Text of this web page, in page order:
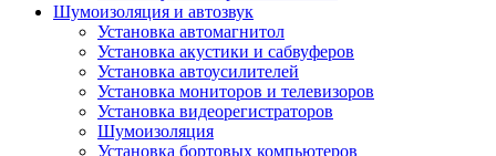
Шумоизоляция и автозвук
Установка автомагнитол
Установка акустики и сабвуферов
Установка автоусилителей
Установка мониторов и телевизоров
Установка видеорегистраторов
Шумоизоляция
Установка бортовых компьютеров